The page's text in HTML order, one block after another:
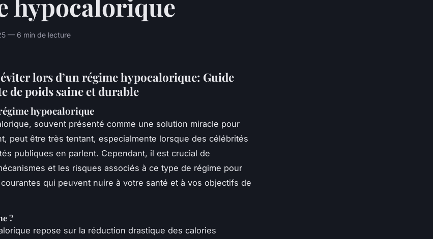
— 6 min de lecture
lors d’un régime hypocalorique: Guide
de poids saine et durable
hypocalorique
souvent présenté comme une solution miracle pour
peut être très tentant, especialmente lorsque des célébrités
publiques en parlent. Cependant, il est crucial de
et les risques associés à ce type de régime pour
qui peuvent nuire à votre santé et à vos objectifs de
?
repose sur la réduction drastique des calories